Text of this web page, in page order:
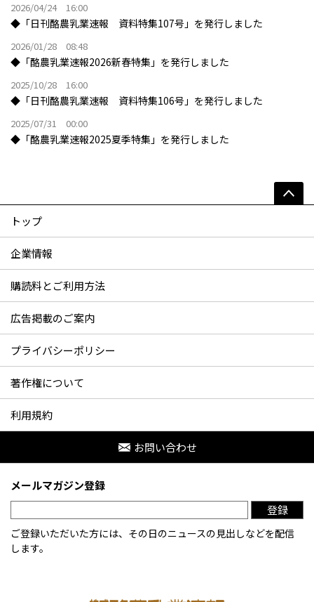
2026/04/24 16:00
◆「日刊酪農乳業速報 資料特集107号」を発行しました
2026/01/28 08:48
◆「酪農乳業速報2026新春特集」を発行しました
2025/10/28 16:00
◆「日刊酪農乳業速報 資料特集106号」を発行しました
2025/07/31 00:00
◆「酪農乳業速報2025夏季特集」を発行しました
トップ
企業情報
購読料とご利用方法
広告掲載のご案内
プライバシーポリシー
著作権について
利用規約
お問い合わせ
メールマガジン登録
登録
ご登録いただいた方には、その日のニュースの見出しなどを配信
します。